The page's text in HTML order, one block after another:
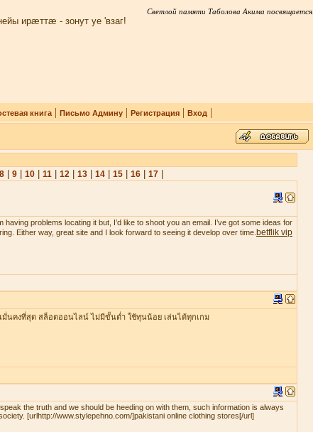
Светлой памяти Таболова Акима посвящается.
ирæттæ - зонут уе 'взаг!
книга| Письмо Админу| Регистрация| Вход |
8| 9| 10| 11| 12| 13| 14| 15| 16| 17|
having problems locating it but, I’d like to shoot you an email. I’ve got some ideas for
Either way, great site and I look forward to seeing it develop over time. betflik vip
มั่นคงที่สุด สล็อตออนไลน์ ไม่มีขั้นต่ำ ใช้ทุนน้อย เล่นได้ทุกเกม
the truth and we should be heeding on with them, such information is always
[urlhttp://www.stylepehno.com/]pakistani online clothing stores[/url]